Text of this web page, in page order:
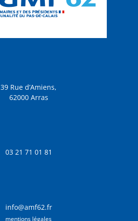
39 Rue d’Amiens,
62000 Arras
03 21 71 01 81
info@amf62.fr
mentions légales